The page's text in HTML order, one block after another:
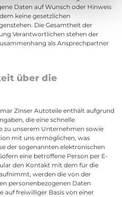
Daten auf Wunsch oder Hinweis
keine gesetzlichen
Die Gesamtheit der
Verantwortlichen stehen der
als Ansprechpartner
über die
Zinser Autoteile enthält aufgrund
die eine schnelle
zu unserem Unternehmen sowie
mit uns ermöglichen, was
der sogenannten elektronischen
eine betroffene Person per E-
den Kontakt mit dem für die
werden die von der
personenbezogenen Daten
auf freiwilliger Basis von einer